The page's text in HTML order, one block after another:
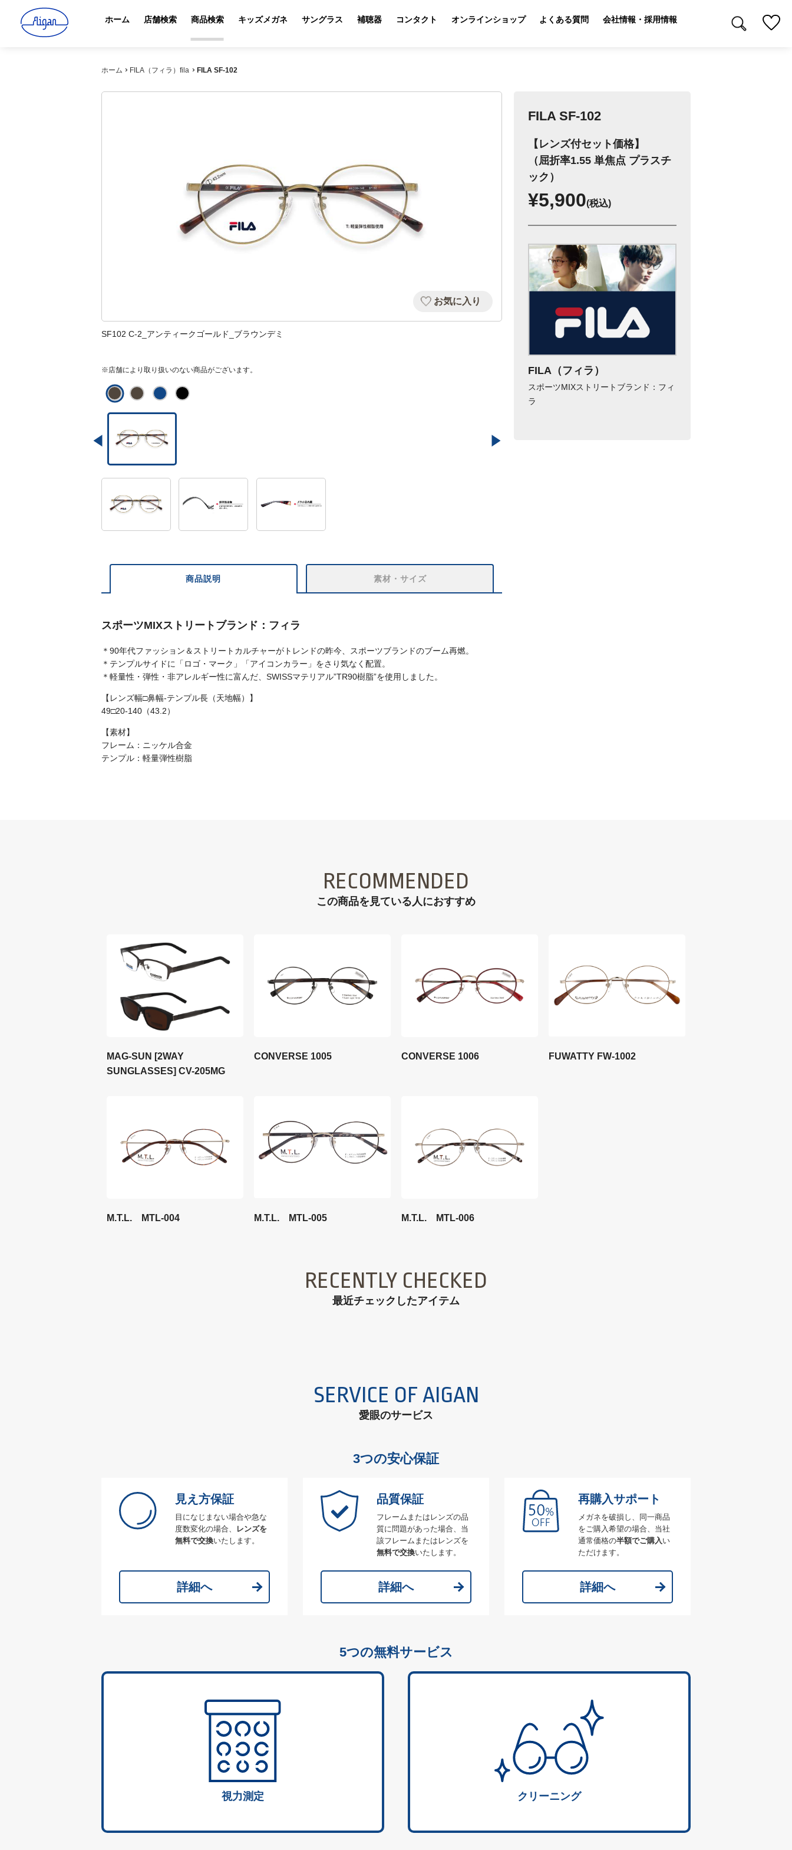
ホーム 店舗検索 商品検索 キッズメガネ サングラス 補聴器 コンタクト オンラインショップ よくある質問 会社情報・採用情報
ホーム FILA（フィラ）fila FILA SF-102
お気に入り
SF102 C-2_アンティークゴールド_ブラウンデミ
※店舗により取り扱いのない商品がございます。
商品説明 素材・サイズ
スポーツMIXストリートブランド：フィラ
＊90年代ファッション＆ストリートカルチャーがトレンドの昨今、スポーツブランドのブーム再燃。
＊テンプルサイドに「ロゴ・マーク」「アイコンカラー」をさり気なく配置。
＊軽量性・弾性・非アレルギー性に富んだ、SWISSマテリアル”TR90樹脂”を使用しました。
【レンズ幅□鼻幅-テンプル長（天地幅）】
49□20-140（43.2）
【素材】
フレーム：ニッケル合金
テンプル：軽量弾性樹脂
FILA SF-102
【レンズ付セット価格】
（屈折率1.55 単焦点 プラスチ
ック）
¥5,900(税込)
FILA（フィラ）
スポーツMIXストリートブランド：フィ
ラ
RECOMMENDED
この商品を見ている⼈におすすめ
MAG-SUN [2WAY
SUNGLASSES] CV-205MG
CONVERSE 1005 CONVERSE 1006 FUWATTY FW-1002
M.T.L. MTL-004 M.T.L. MTL-005 M.T.L. MTL-006
RECENTLY CHECKED
最近チェックしたアイテム
SERVICE OF AIGAN
愛眼のサービス
3つの安心保証
見え方保証
目になじまない場合や急な
度数変化の場合、
レンズを
無料で交換いたします。
詳細へ
品質保証
フレームまたはレンズの品
質に問題があった場合、当
該フレームまたはレンズを
無料で交換いたします。
詳細へ
再購入サポート
メガネを破損し、同一商品
をご購入希望の場合、当社
通常価格の半額でご購入 い
ただけます。
詳細へ
5つの無料サービス
視力測定 クリーニング